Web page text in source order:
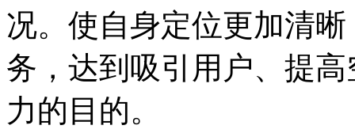
况。使自身定位更加清
务，达到吸引用户、提
力的目的。